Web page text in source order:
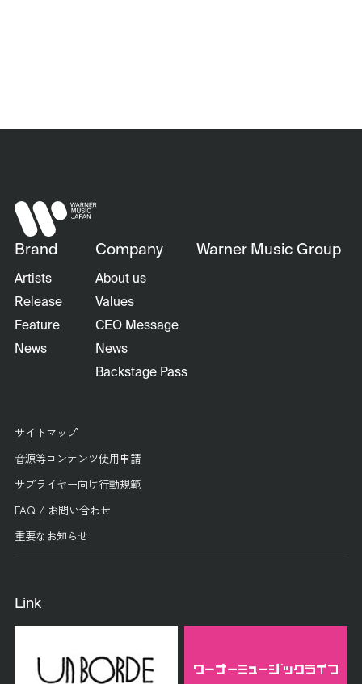
Brand
Artists
Release
Feature
News
Company
About us
Values
CEO Message
News
Backstage Pass
Warner Music Group
サイトマップ
音源等コンテンツ使用申請
サプライヤー向け行動規範
FAQ / お問い合わせ
重要なお知らせ
Link